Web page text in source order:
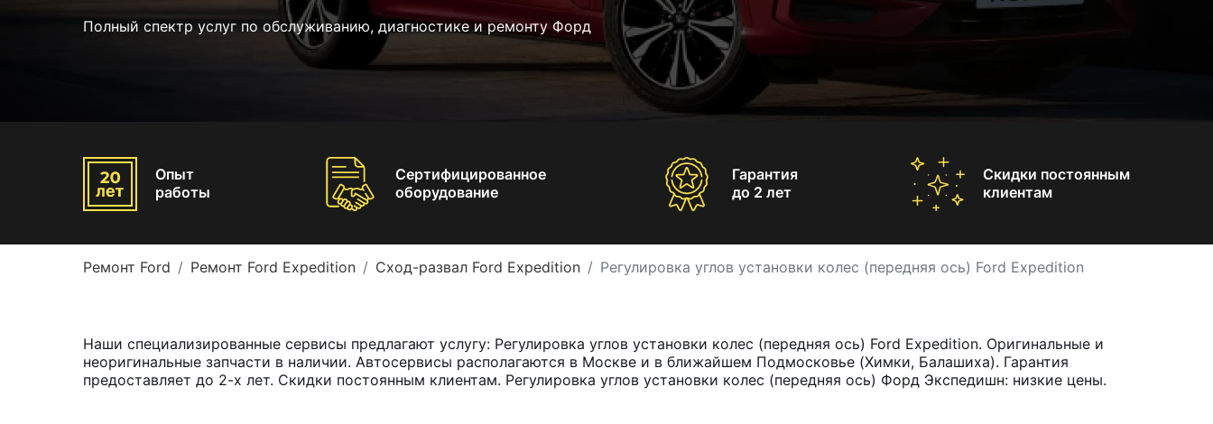
Полный спектр услуг по обслуживанию, диагностике и ремонту Форд
Опыт
работы
Сертифицированное
оборудование
Гарантия
до 2 лет
Скидки постоянным
клиентам
Ремонт Ford Ремонт Ford Expedition Сход-развал Ford Expedition Регулировка углов установки колес (передняя ось) Ford Expedition
Наши специализированные сервисы предлагают услугу: Регулировка углов установки колес (передняя ось) Ford Expedition. Оригинальные и
неоригинальные запчасти в наличии. Автосервисы располагаются в Москве и в ближайшем Подмосковье (Химки, Балашиха). Гарантия
предоставляет до 2-х лет. Скидки постоянным клиентам. Регулировка углов установки колес (передняя ось) Форд Экспедишн: низкие цены.